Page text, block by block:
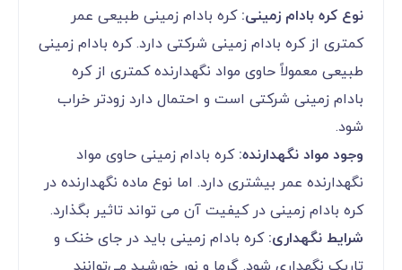
نوع کره بادام زمینی:کره بادام زمینی طبیعی عمر
کمتری از کره بادام زمینی شرکتی دارد. کره بادام زمینی
طبیعی معمولاً حاوی مواد نگهدارنده کمتری از کره
بادام زمینی شرکتی است و احتمال دارد زودتر خراب
شود.
وجود مواد نگهدارنده:کره بادام زمینی حاوی مواد
نگهدارنده عمر بیشتری دارد. اما نوع ماده نگهدارنده در
کره بادام زمینی در کیفیت آن می تواند تاثیر بگذارد.
شرایط نگهداری:کره بادام زمینی باید در جای خنک و